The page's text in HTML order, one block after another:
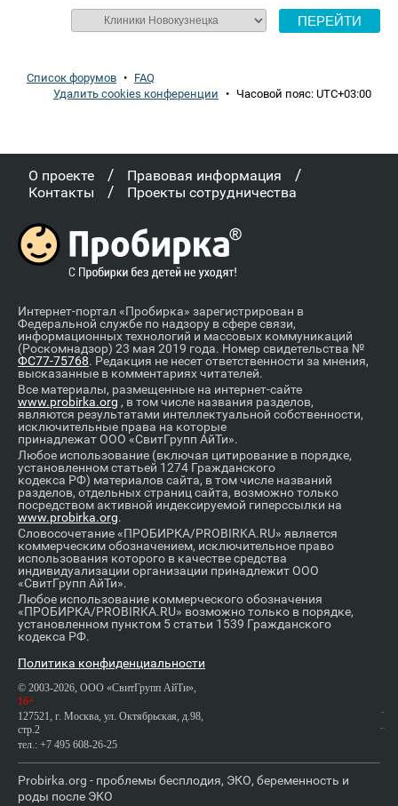
Список форумов • FAQ
Удалить cookies конференции • Часовой пояс: UTC+03:00
О проекте / Правовая информация /
Контакты / Проекты сотрудничества
Интернет-портал «Пробирка» зарегистрирован в
Федеральной службе по надзору в сфере связи,
информационных технологий и массовых коммуникаций
(Роскомнадзор) 23 мая 2019 года. Номер свидетельства №
ФС77-75768. Редакция не несет ответственности за мнения,
высказанные в комментариях читателей.
Все материалы, размещенные на интернет-сайте
www.probirka.org , в том числе названия разделов,
являются результатами интеллектуальной собственности,
исключительные права на которые
принадлежат ООО «СвитГрупп АйТи».
Любое использование (включая цитирование в порядке,
установленном статьей 1274 Гражданского
кодекса РФ) материалов сайта, в том числе названий
разделов, отдельных страниц сайта, возможно только
посредством активной индексируемой гиперссылки на
www.probirka.org.
Словосочетание «ПРОБИРКА/PROBIRKA.RU» является
коммерческим обозначением, исключительное право
использования которого в качестве средства
индивидуализации организации принадлежит ООО
«СвитГрупп АйТи».
Любое использование коммерческого обозначения
«ПРОБИРКА/PROBIRKA.RU» возможно только в порядке,
установленном пунктом 5 статьи 1539 Гражданского
кодекса РФ.
Политика конфиденциальности
© 2003-2026, ООО «СвитГрупп АйТи»,
16+
127521, г. Москва, ул. Октябрьская, д.98,
стр.2
тел.: +7 495 608-26-25
Probirka.org - проблемы бесплодия, ЭКО, беременность и
роды после ЭКО